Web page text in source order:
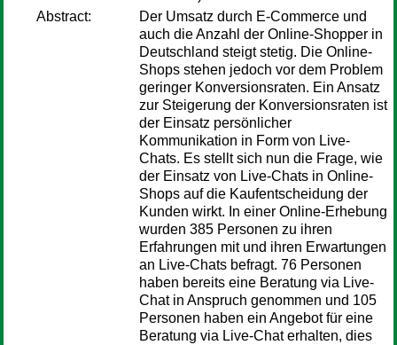
Abstract:
Der Umsatz durch E-Commerce und
auch die Anzahl der Online-Shopper in
Deutschland steigt stetig. Die Online-
Shops stehen jedoch vor dem Problem
geringer Konversionsraten. Ein Ansatz
zur Steigerung der Konversionsraten ist
der Einsatz persönlicher
Kommunikation in Form von Live-
Chats. Es stellt sich nun die Frage, wie
der Einsatz von Live-Chats in Online-
Shops auf die Kaufentscheidung der
Kunden wirkt. In einer Online-Erhebung
wurden 385 Personen zu ihren
Erfahrungen mit und ihren Erwartungen
an Live-Chats befragt. 76 Personen
haben bereits eine Beratung via Live-
Chat in Anspruch genommen und 105
Personen haben ein Angebot für eine
Beratung via Live-Chat erhalten, dies